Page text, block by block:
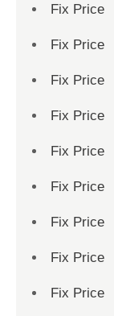
Fix Price
Fix Price
Fix Price
Fix Price
Fix Price
Fix Price
Fix Price
Fix Price
Fix Price